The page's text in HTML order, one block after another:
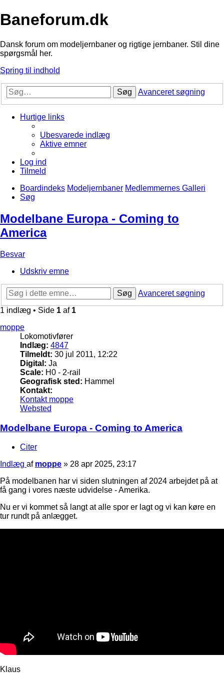
Baneforum.dk
Dansk forum om modeljernbaner og rigtige jernbaner. Stil dine
spørgsmål her.
Spring til indhold
Søg Avanceret søgning
Hurtige links
Ubesvarede indlæg
Aktive emner
Log ind
Tilmeld
Boardindeks Modeljernbaner Medlemmernes Galleri
Søg
Modelbane Europa - Coming to
America
Besvar
Udskriv emne
Søg
Avanceret søgning
1 indlæg • Side 1 af 1
moppe
Lokomotivfører
Indlæg: 4847
Tilmeldt: 30 jul 2011, 12:22
Digital: Ja
Scale: H0 - 2-rail
Geografisk sted: Hammel
Kontakt:
Kontakt moppe
Websted
Modelbane Europa - Coming to America
Citer
Indlæg af moppe » 28 apr 2025, 23:17
På modelbanen har vi siden slutningen af 2024 arbejdet på at
få gang i vores næste udvidelse - Amerika.
Nu er vi kommet så langt at alle spor er lagt og vi kan køre en
tur rundt på anlægget.
Klaus